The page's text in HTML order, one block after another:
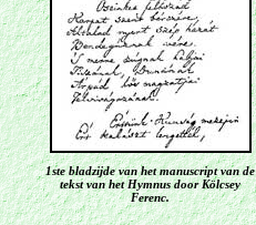
1ste bladzijde van het manuscript van de
tekst van het Hymnus door Kölcsey
Ferenc.